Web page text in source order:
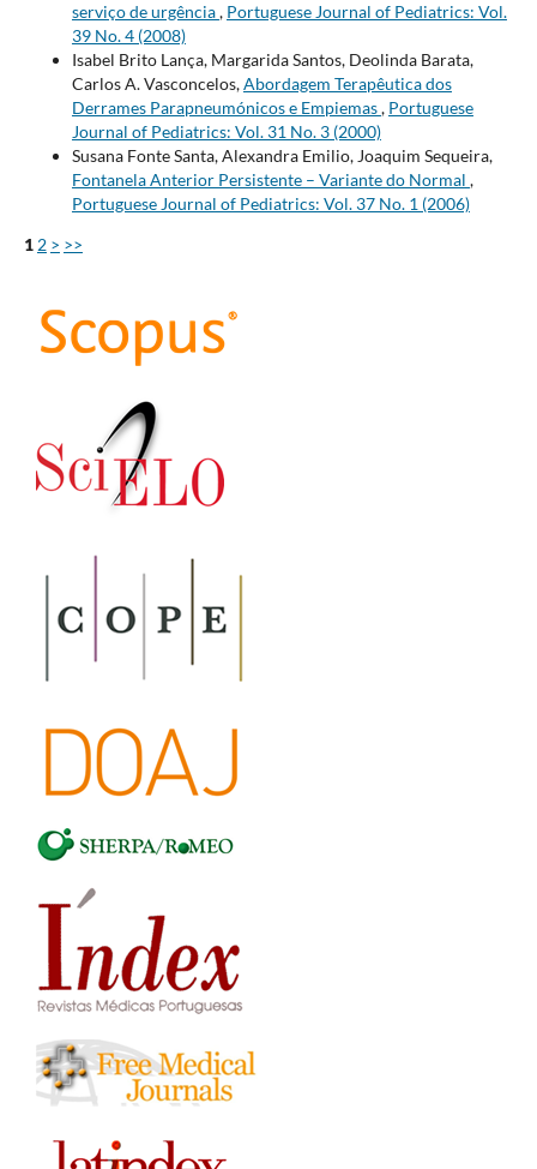
serviço de urgência, Portuguese Journal of Pediatrics: Vol.
39 No. 4 (2008)
Isabel Brito Lança, Margarida Santos, Deolinda Barata,
Carlos A. Vasconcelos,Abordagem Terapêutica dos
Derrames Parapneumónicos e Empiemas, Portuguese
Journal of Pediatrics: Vol. 31 No. 3 (2000)
Susana Fonte Santa, Alexandra Emilio, Joaquim Sequeira,
Fontanela Anterior Persistente – Variante do Normal ,
Portuguese Journal of Pediatrics: Vol. 37 No. 1 (2006)
1 2 > >>